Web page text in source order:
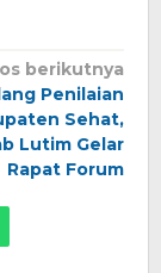
berikutnya
Penilaian
Sehat,
Lutim Gelar
Rapat Forum